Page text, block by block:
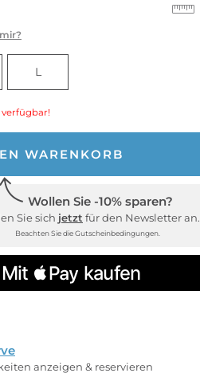
L
verfügbar!
WARENKORB
Wollen Sie -10% sparen?
Sie sich jetzt für den Newsletter an.
Beachten Sie die Gutscheinbedingungen.
anzeigen & reservieren